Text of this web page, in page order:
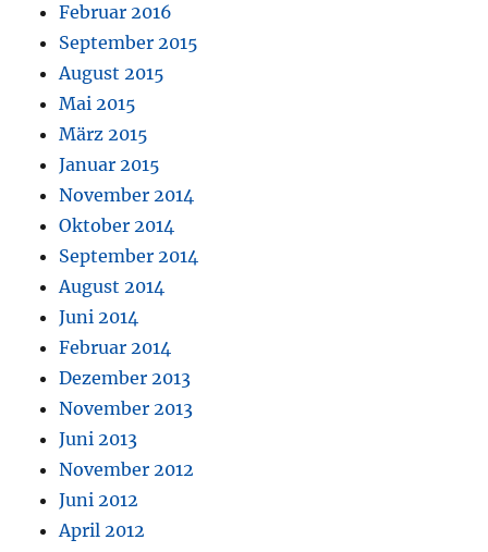
Februar 2016
September 2015
August 2015
Mai 2015
März 2015
Januar 2015
November 2014
Oktober 2014
September 2014
August 2014
Juni 2014
Februar 2014
Dezember 2013
November 2013
Juni 2013
November 2012
Juni 2012
April 2012